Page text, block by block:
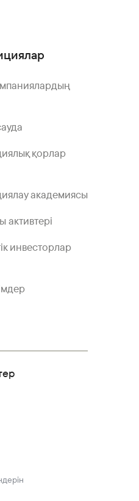
қорлар
академиясы
активтері
инвесторлар